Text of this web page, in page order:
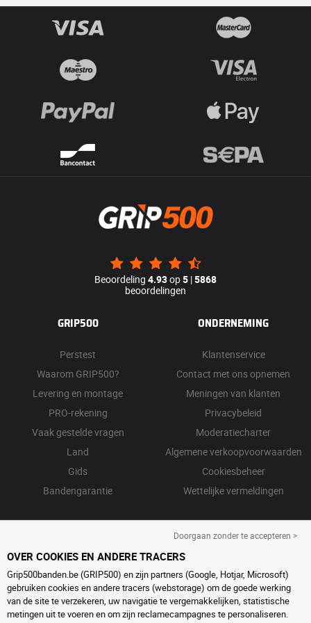
Beoordeling 4.93op5 |5868
beoordelingen
GRIP500
Perstest
Waarom GRIP500?
Levering en montage
PRO-rekening
Vaak gestelde vragen
Land
Gids
Bandengarantie
ONDERNEMING
Klantenservice
Contact met ons opnemen
Meningen van klanten
Privacybeleid
Moderatiecharter
Algemene verkoopvoorwaarden
Cookiesbeheer
Wettelijke vermeldingen
Doorgaan zonder te accepteren >
OVER COOKIES EN ANDERE TRACERS
Grip500banden.be (GRIP500) en zijn partners (Google, Hotjar, Microsoft)
gebruiken cookies en andere tracers (webstorage) om de goede werking
van de site te verzekeren, uw navigatie te vergemakkelijken, statistische
metingen uit te voeren en om zijn reclamecampagnes te personaliseren.